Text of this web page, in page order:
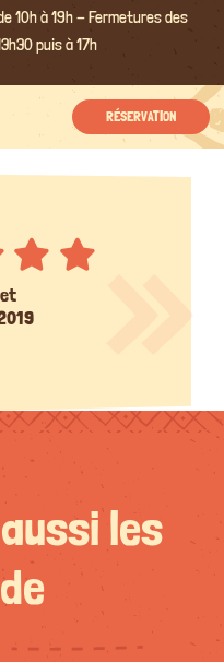
10h à 19h - Fermetures des
puis à 17h
RÉSERVATION
les